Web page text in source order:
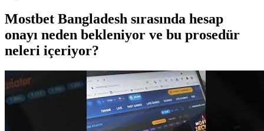
Mostbet Bangladesh sırasında hesap
onayı neden bekleniyor ve bu prosedür
neleri içeriyor?